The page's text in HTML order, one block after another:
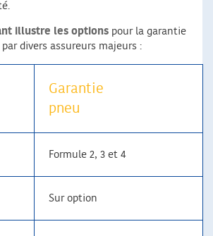
illustre les options pour la garantie
divers assureurs majeurs :
Garantie
pneu
Formule 2, 3 et 4
Sur option